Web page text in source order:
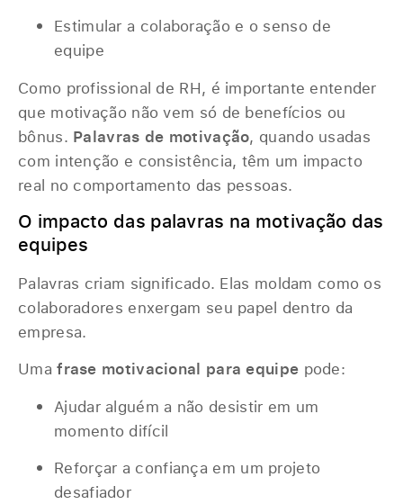
Estimular a colaboração e o senso de
equipe
Como profissional de RH, é importante entender
que motivação não vem só de benefícios ou
bônus. Palavras de motivação, quando usadas
com intenção e consistência, têm um impacto
real no comportamento das pessoas.
O impacto das palavras na motivação das
equipes
Palavras criam significado. Elas moldam como os
colaboradores enxergam seu papel dentro da
empresa.
Umafrase motivacional para equipe pode:
Ajudar alguém a não desistir em um
momento difícil
Reforçar a confiança em um projeto
desafiador